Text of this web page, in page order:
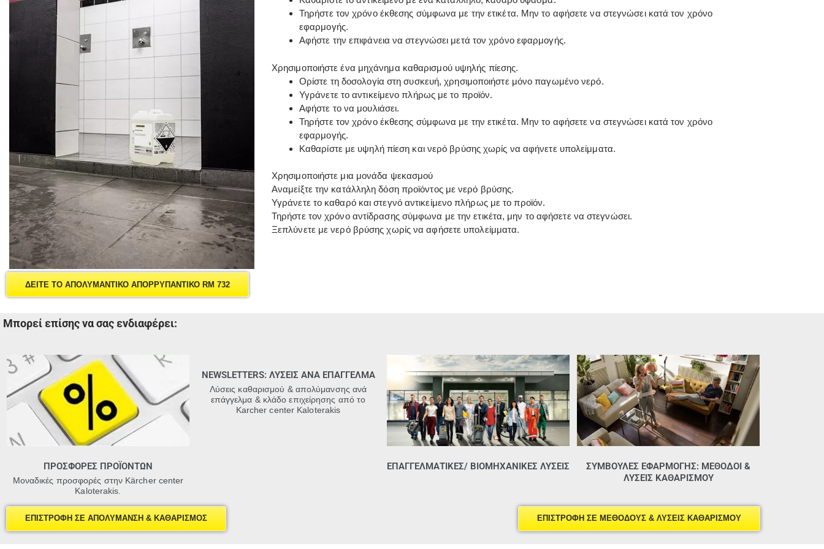
Τηρήστε τον χρόνο έκθεσης σύμφωνα με την ετικέτα. Μην το αφήσετε να στεγνώσει κατά τον χρόνο
εφαρμογής.
Αφήστε την επιφάνεια να στεγνώσει μετά τον χρόνο εφαρμογής.
Χρησιμοποιήστε ένα μηχάνημα καθαρισμού υψηλής πίεσης.
Ορίστε τη δοσολογία στη συσκευή, χρησιμοποιήστε μόνο παγωμένο νερό.
Υγράνετε το αντικείμενο πλήρως με το προϊόν.
Αφήστε το να μουλιάσει.
Τηρήστε τον χρόνο έκθεσης σύμφωνα με την ετικέτα. Μην το αφήσετε να στεγνώσει κατά τον χρόνο
εφαρμογής.
Καθαρίστε με υψηλή πίεση και νερό βρύσης χωρίς να αφήνετε υπολείμματα.
Χρησιμοποιήστε μια μονάδα ψεκασμού
Αναμείξτε την κατάλληλη δόση προϊόντος με νερό βρύσης.
Υγράνετε το καθαρό και στεγνό αντικείμενο πλήρως με το προϊόν.
Τηρήστε τον χρόνο αντίδρασης σύμφωνα με την ετικέτα, μην το αφήσετε να στεγνώσει.
Ξεπλύνετε με νερό βρύσης χωρίς να αφήσετε υπολείμματα.
ΔΕΙΤΕ ΤΟ ΑΠΟΛΥΜΑΝΤΙΚΟ ΑΠΟΡΡΥΠΑΝΤΙΚΟ RM 732
Μπορεί επίσης να σας ενδιαφέρει:
ΠΡΟΣΦΟΡΕΣ ΠΡΟΪΟΝΤΩΝ
Μοναδικές προσφορές στην Kärcher center
Kaloterakis.
NEWSLETTERS: ΛΥΣΕΙΣ ΑΝΑ ΕΠΑΓΓΕΛΜΑ
Λύσεις καθαρισμού & απολύμανσης ανά
επάγγελμα & κλάδο επιχείρησης από τo
Karcher center Kaloterakis
ΕΠΑΓΓΕΛΜΑΤΙΚΕΣ/ ΒΙΟΜΗΧΑΝΙΚΕΣ ΛΥΣΕΙΣ
ΣΥΜΒΟΥΛΕΣ ΕΦΑΡΜΟΓΗΣ: ΜΈΘΟΔΟΙ &
ΛΎΣΕΙΣ ΚΑΘΑΡΙΣΜΟΎ
ΕΠΙΣΤΡΟΦΗ ΣΕ ΑΠΟΛΥΜΑΝΣΗ & ΚΑΘΑΡΙΣΜΟΣ ΕΠΙΣΤΡΟΦΗ ΣΕ ΜΕΘΟΔΟΥΣ & ΛΥΣΕΙΣ ΚΑΘΑΡΙΣΜΟΥ